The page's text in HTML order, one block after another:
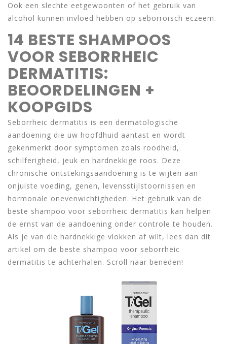
Ook een slechte eetgewoonten of het gebruik van
alcohol kunnen invloed hebben op seborroïsch eczeem.
14 BESTE SHAMPOOS
VOOR SEBORRHEIC
DERMATITIS:
BEOORDELINGEN +
KOOPGIDS
Seborrheic dermatitis is een dermatologische
aandoening die uw hoofdhuid aantast en wordt
gekenmerkt door symptomen zoals roodheid,
schilferigheid, jeuk en hardnekkige roos. Deze
chronische ontstekingsaandoening is te wijten aan
onjuiste voeding, genen, levensstijlstoornissen en
hormonale onevenwichtigheden. Het gebruik van de
beste shampoo voor seborrheic dermatitis kan helpen
de ernst van de aandoening onder controle te houden.
Als je van die hardnekkige vlokken af wilt, lees dan dit
artikel om de beste shampoo voor seborrheic
dermatitis te achterhalen. Scroll naar beneden!